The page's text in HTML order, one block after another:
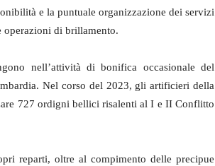
e la puntuale organizzazione dei servizi
operazioni di brillamento.
nell’attività di bonifica occasionale del
Nel corso del 2023, gli artificieri della
727 ordigni bellici risalenti al I e II Conflitto
reparti, oltre al compimento delle precipue